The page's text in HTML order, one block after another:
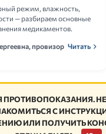
режим, влажность,
— разбираем основные
медикаментов.
провизор Читать
ПРОТИВОПОКАЗАНИЯ.
С
ИЛИ ПОЛУЧИТЬ